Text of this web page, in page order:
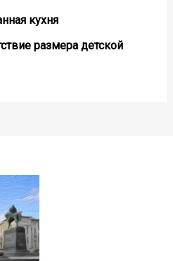
кухня
размера детской